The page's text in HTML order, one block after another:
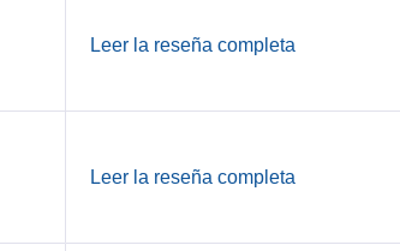
Leer la reseña completa
Leer la reseña completa